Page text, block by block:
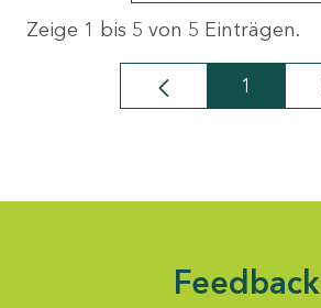
Zeige 1 bis 5 von 5 Einträgen.
Seite
1
Feedback